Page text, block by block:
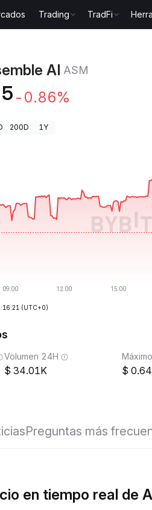
Trading TradFi
AI ASM
-0.86%
200D 1Y
(UTC+0)
Volumen 24H
34.01K
Preguntas más
en tiempo real de